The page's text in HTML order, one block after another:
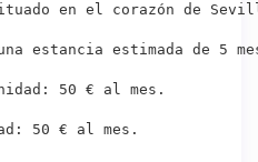
en el corazón de
estancia estimada de 5
50 € al mes.
50 € al mes.